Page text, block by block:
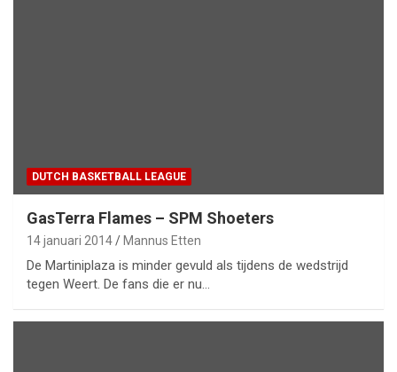
DUTCH BASKETBALL LEAGUE
GasTerra Flames – SPM Shoeters
14 januari 2014 Mannus Etten
De Martiniplaza is minder gevuld als tijdens de wedstrijd
tegen Weert. De fans die er nu…